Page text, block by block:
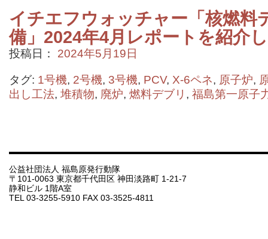
イチエフウォッチャー「核燃料
備」2024年4月レポートを紹介
投稿日： 2024年5月19日
タグ: 1号機, 2号機, 3号機, PCV, X-6ペネ, 原子炉,
出し工法, 堆積物, 廃炉, 燃料デブリ , 福島第一原子
公益社団法人 福島原発行動隊
〒101-0063 東京都千代田区 神田淡路町 1-21-7
静和ビル 1階A室
TEL 03-3255-5910 FAX 03-3525-4811